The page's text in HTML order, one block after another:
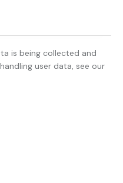
is being collected and
user data, see our